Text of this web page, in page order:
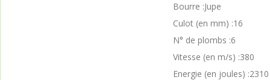
Bourre :Jupe
Culot (en mm) :16
N° de plombs :6
Vitesse (en m/s) :380
Energie (en joules) :2310